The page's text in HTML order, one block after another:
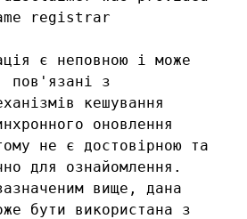
registrar
є неповною і може
пов'язані з
кешування
оновлення
не є достовірною та
для ознайомлення.
вище, дана
бути використана з